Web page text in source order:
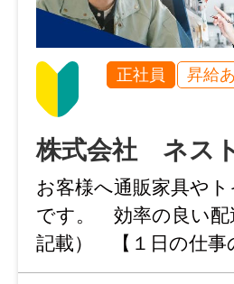
時間外
月平均：60時間程度
特記事項
・受動喫煙防止対策
・試用期間：1〜3ヶ月
・試用期間中の労働条
・雇用期間の定め：な
・定年制：あり（60
正社員 昇給
株式会社 ネス
お客様へ通販家具や
です。 効率の良い配
記載） 【１日の仕
愛媛営業所に出社